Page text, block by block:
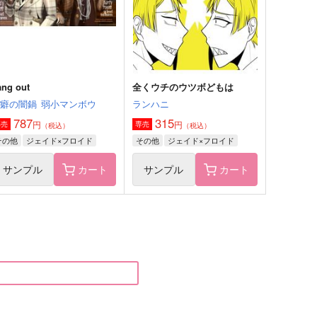
out
の闇鍋 弱小マンボウ
787円 （税込）
の他 ジェイド×フロイド
サンプル カート
全くウチのウツボどもは
ランハニ
専売 315円 （税込）
その他 ジェイド×フロイド
サンプル カート